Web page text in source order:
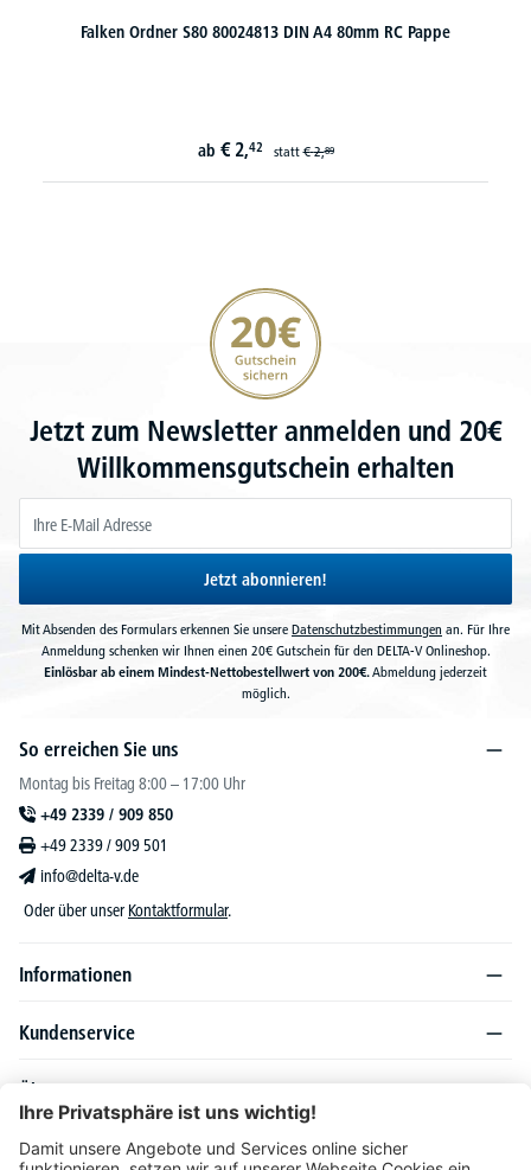
ELBA Ordner Rado brillant 100022610 schmal schwarz
ab€ 4,58 statt€ 5,59
20€ Gutschein sichern
Jetzt zum Newsletter anmelden und 20€
Willkommensgutschein erhalten
Jetzt abonnieren!
Mit Absenden des Formulars erkennen Sie unsere Datenschutzbestimmungen an. Für Ihre
Anmeldung schenken wir Ihnen einen 20€ Gutschein für den DELTA-V Onlineshop.
Einlösbar ab einem Mindest-Nettobestellwert von 200€.Abmeldung jederzeit
möglich.
So erreichen Sie uns
Montag bis Freitag 8:00 – 17:00 Uhr
+49 2339 / 909 850
+49 2339 / 909 501
info@delta-v.de
Oder über unser Kontaktformular.
Informationen
Kundenservice
Über DELTA-V
Produktsortiment